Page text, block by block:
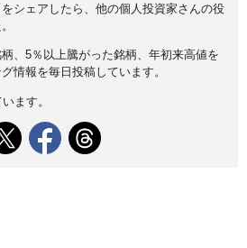
シェアしたら、他の個人投資家さんの役
、5％以上騰がった銘柄、年初来高値を
情報を毎日投稿しています。
ます。